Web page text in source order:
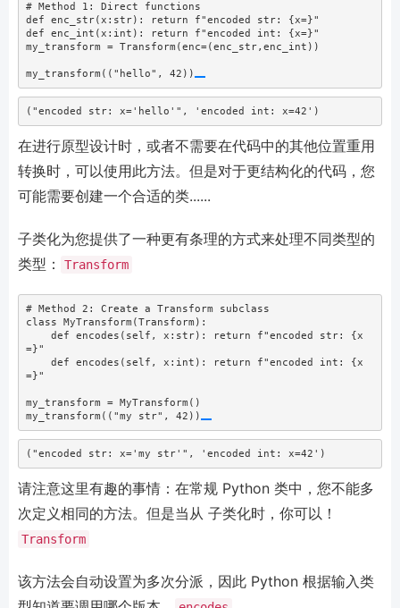
# Method 1: Direct functions
def enc_str(x: str): return f"encoded str: { x=}"
def enc_int(x: int ): return f"encoded int: { x=}"
my_transform = Transform(enc=(enc_str,enc_int))
my_transform(( "hello" , 42 ))
("encoded str: x='hello'", 'encoded int: x=42')
在进行原型设计时，或者不需要在代码中的其他位置重用
转换时，可以使用此方法。但是对于更结构化的代码，您
可能需要创建一个合适的类......
子类化为您提供了一种更有条理的方式来处理不同类型的
类型：
Transform
# Method 2: Create a Transform subclass
class MyTransform(Transform):
def encodes( self , x: str): return f"encoded str: { x
=}"
def encodes( self , x: int ): return f"encoded int: { x
=}"
my_transform = MyTransform()
my_transform(( "my str" , 42 ))
("encoded str: x='my str'", 'encoded int: x=42')
请注意这里有趣的事情：在常规 Python 类中，您不能多
次定义相同的方法。但是当从 子类化时，你可以！
Transform
该方法会自动设置为多次分派，因此 Python 根据输入类